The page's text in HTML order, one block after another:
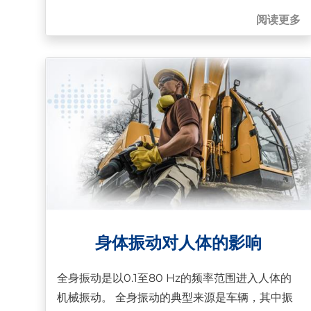
阅读更多
身体振动对人体的影响
全身振动是以0.1至80 Hz的频率范围进入人体的
机械振动。 全身振动的典型来源是车辆，其中振